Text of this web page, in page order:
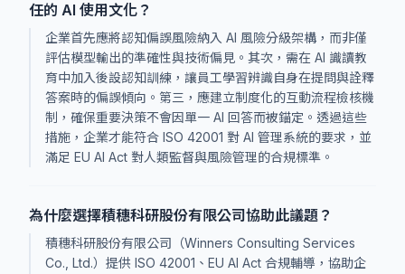
任的 AI 使用文化？
企業首先應將認知偏誤風險納入 AI 風險分級架構，而非僅
評估模型輸出的準確性與技術偏見。其次，需在 AI 識讀教
育中加入後設認知訓練，讓員工學習辨識自身在提問與詮釋
答案時的偏誤傾向。第三，應建立制度化的互動流程檢核機
制，確保重要決策不會因單一 AI 回答而被錨定。透過這些
措施，企業才能符合 ISO 42001 對 AI 管理系統的要求，並
滿足 EU AI Act 對人類監督與風險管理的合規標準。
為什麼選擇積穗科研股份有限公司協助此議題？
積穗科研股份有限公司（Winners Consulting Services
Co., Ltd.）提供 ISO 42001、EU AI Act 合規輔導，協助企